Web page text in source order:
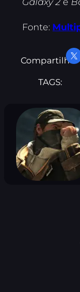
Fonte:
Compartilhe:
TAGS: